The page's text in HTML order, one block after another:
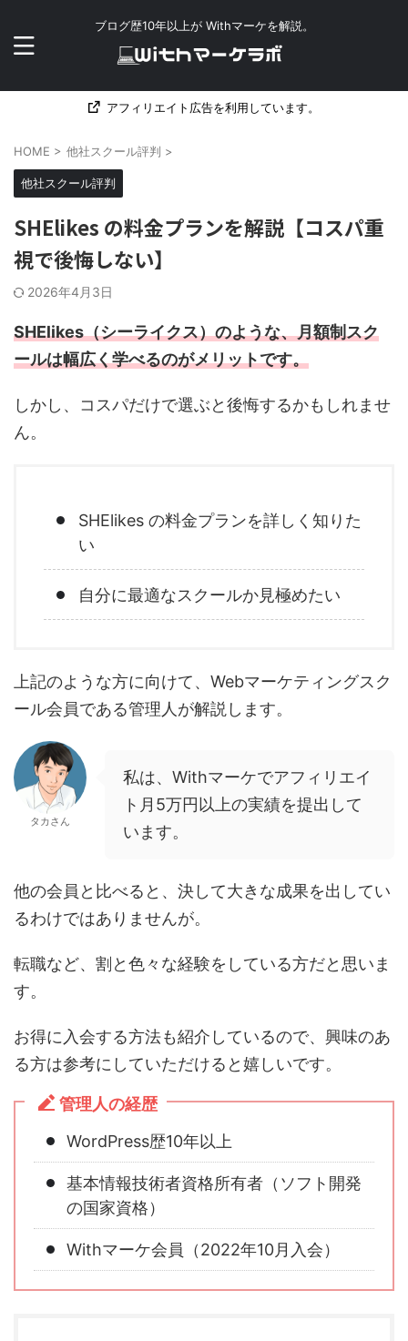
ブログ歴10年以上が Withマーケを解説。
アフィリエイト広告を利用しています。
HOME > 他社スクール評判 >
他社スクール評判
SHElikes の料金プランを解説【コスパ重
視で後悔しない】
2026年4月3日
SHElikes（シーライクス）のような、月額制スク
ールは幅広く学べるのがメリットです。
しかし、コスパだけで選ぶと後悔するかもしれませ
ん。
SHElikes の料金プランを詳しく知りた
い
自分に最適なスクールか見極めたい
上記のような方に向けて、Webマーケティングスク
ール会員である管理人が解説します。
タカさん
私は、Withマーケでアフィリエイ
ト月5万円以上の実績を提出して
います。
他の会員と比べると、決して大きな成果を出してい
るわけではありませんが。
転職など、割と色々な経験をしている方だと思いま
す。
お得に入会する方法も紹介しているので、興味のあ
る方は参考にしていただけると嬉しいです。
管理人の経歴
WordPress歴10年以上
基本情報技術者資格所有者（ソフト開発
の国家資格）
Withマーケ会員（2022年10月入会）